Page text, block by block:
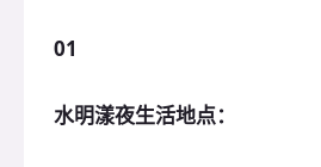
01
水明漾夜生活地点：